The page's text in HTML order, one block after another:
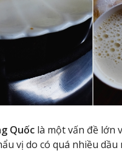
Quốc là một vấn đề lớn
vị do có quá nhiều